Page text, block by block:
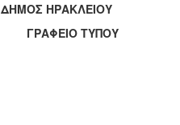
ΔΗΜΟΣ ΗΡΑΚΛΕΙΟΥ
ΓΡΑΦΕΙΟ ΤΥΠΟΥ